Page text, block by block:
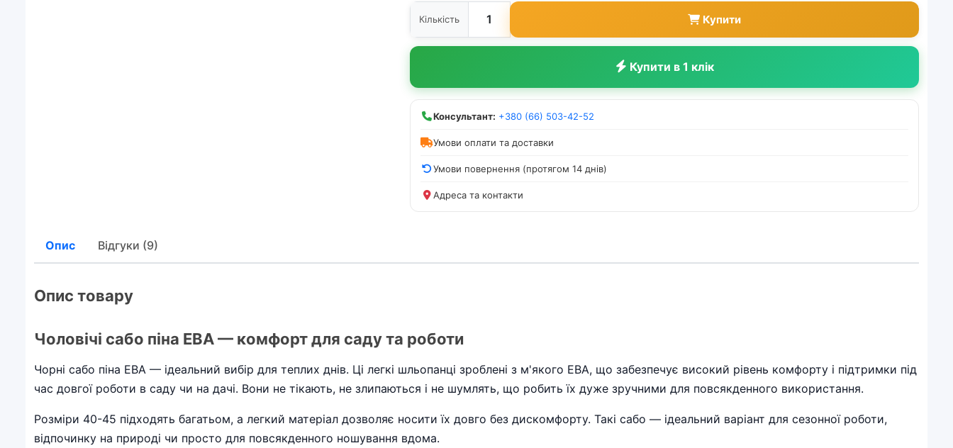
Кількість Купити
Купити в 1 клік
Консультант: +380 (66) 503-42-52
Умови оплати та доставки
Умови повернення (протягом 14 днів)
Адреса та контакти
Опис Відгуки (9)
Опис товару
Чоловічі сабо піна ЕВА — комфорт для саду та роботи
Чорні сабо піна ЕВА — ідеальний вибір для теплих днів. Ці легкі шльопанці зроблені з м'якого ЕВА, що забезпечує високий рівень комфорту і підтримки під
час довгої роботи в саду чи на дачі. Вони не тікають, не злипаються і не шумлять, що робить їх дуже зручними для повсякденного використання.
Розміри 40-45 підходять багатьом, а легкий матеріал дозволяє носити їх довго без дискомфорту. Такі сабо — ідеальний варіант для сезонної роботи,
відпочинку на природі чи просто для повсякденного ношування вдома.